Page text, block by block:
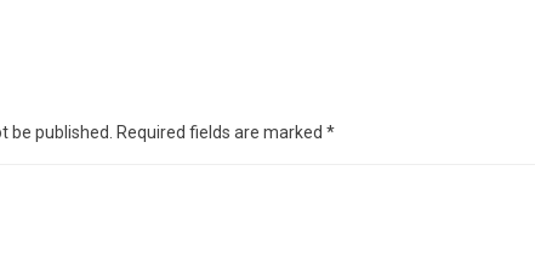
be published. Required fields are marked *